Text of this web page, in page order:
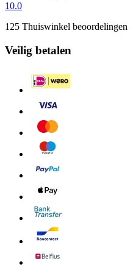
10.0
125 Thuiswinkel beoordelingen
Veilig betalen